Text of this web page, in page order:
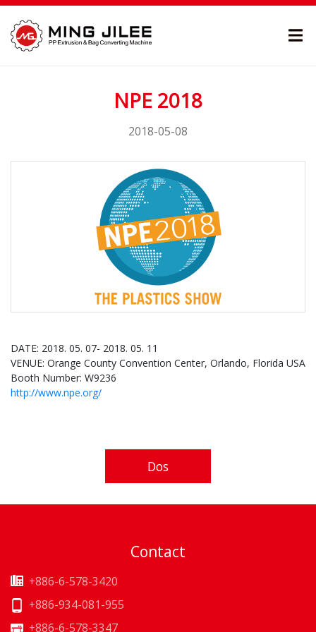
NPE 2018
2018-05-08
DATE: 2018. 05. 07- 2018. 05. 11
VENUE: Orange County Convention Center, Orlando, Florida USA
Booth Number: W9236
http://www.npe.org/
Dos
Contact
+886-6-578-3420
+886-934-081-955
+886-6-578-3347